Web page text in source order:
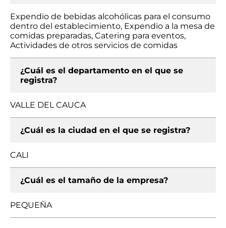
Expendio de bebidas alcohólicas para el consumo
dentro del establecimiento, Expendio a la mesa de
comidas preparadas, Catering para eventos,
Actividades de otros servicios de comidas
¿Cuál es el departamento en el que se
registra?
VALLE DEL CAUCA
¿Cuál es la ciudad en el que se registra?
CALI
¿Cuál es el tamaño de la empresa?
PEQUEÑA